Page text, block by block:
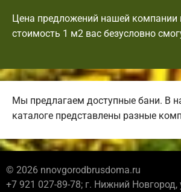
Цена предложений нашей компании
стоимость 1 м2 вас безусловно
Мы предлагаем доступные бани. В
каталоге представлены разные
© 2026 nnovgorodbrusdoma.ru
+7 921 027-89-78; г. Нижний